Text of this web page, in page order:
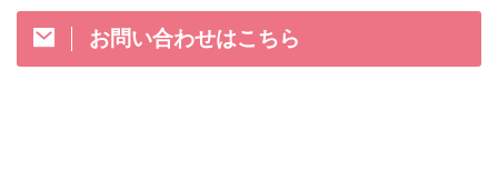
お問い合わせはこちら